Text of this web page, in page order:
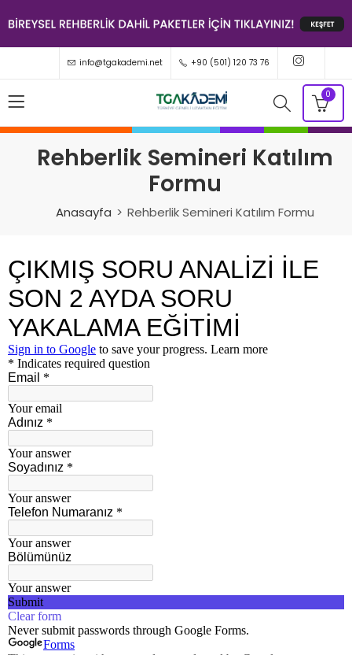
info@tgakademi.net +90 (501) 120 73 76
0
Rehberlik Semineri Katılım
Formu
Anasayfa Rehberlik Semineri Katılım Formu